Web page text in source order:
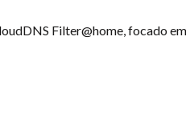
Filter@home, focado